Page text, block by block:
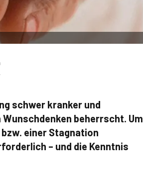
schwer kranker und
beherrscht. Um
einer Stagnation
– und die Kenntnis